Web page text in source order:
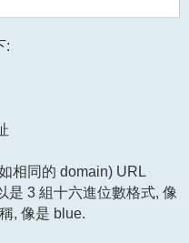
:
相同的 domain) URL
是 3 組十六進位數格式, 像
, 像是 blue.